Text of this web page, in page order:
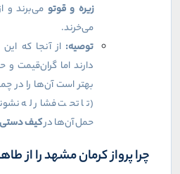
زیره و قوتو می‌برند و
می‌خرند.
توصیه: از آنجا که
دارند اما گران‌قیمت
بهتر است آن‌ها را در
(تا تحت فشار له
حمل آن‌ها درکیف
چرا پرواز کرمان مشهد را از